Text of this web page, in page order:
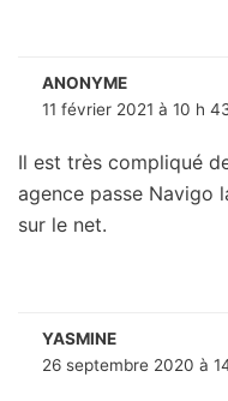
ANONYME
11 février 2021 à 10 h
Il est très compliqué
agence passe Navigo
sur le net.
YASMINE
26 septembre 2020 à